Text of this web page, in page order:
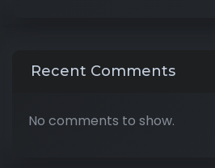
Recent Comments
No comments to show.